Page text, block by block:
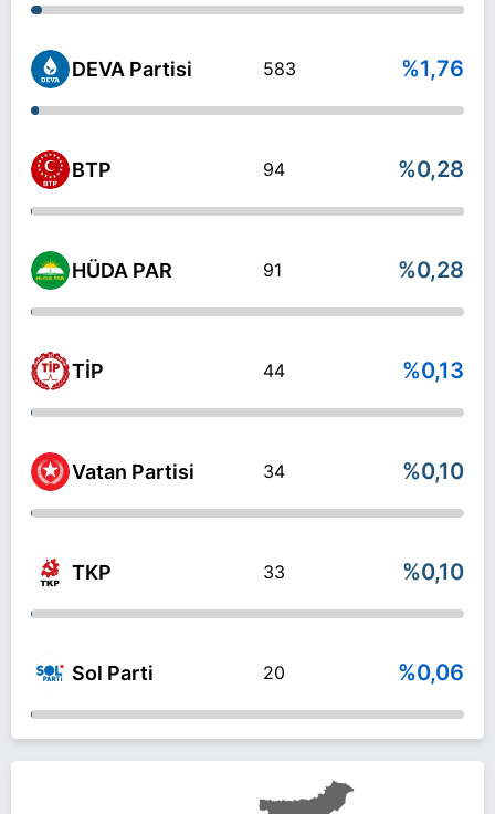
DEVA Partisi 583 %1,76
BTP 94 %0,28
HÜDA PAR 91 %0,28
TİP 44 %0,13
Vatan Partisi 34 %0,10
TKP 33 %0,10
Sol Parti 20 %0,06